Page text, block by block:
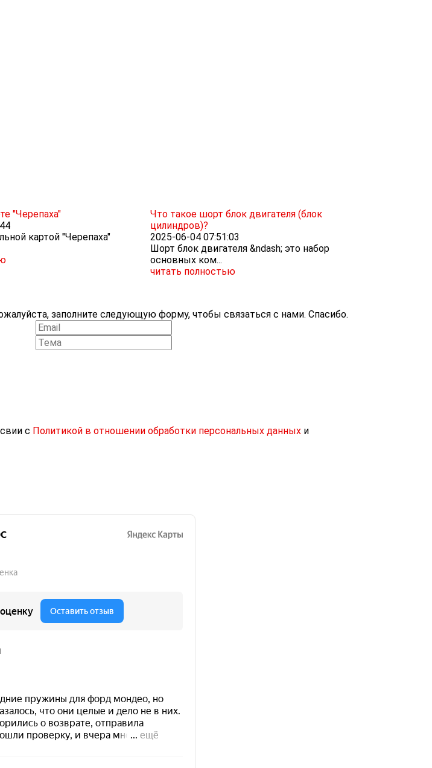
"Черепаха"
картой "Черепаха"
Что такое шорт блок двигателя (блок
цилиндров)?
2025-06-04 07:51:03
Шорт блок двигателя &ndash; это набор
основных ком...
читать полностью
заполните следующую форму, чтобы связаться с нами. Спасибо.
с Политикой в отношении обработки персональных данных и